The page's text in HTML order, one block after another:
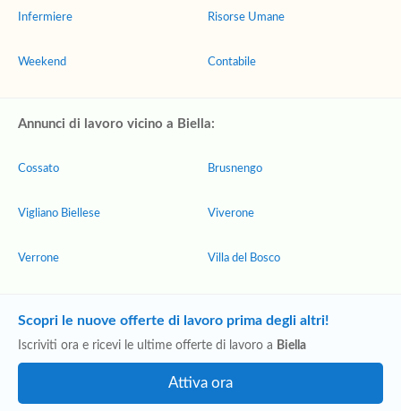
Infermiere
Weekend
Risorse Umane
Contabile
Annunci di lavoro vicino a Biella:
Cossato
Vigliano Biellese
Verrone
Brusnengo
Viverone
Villa del Bosco
Scopri le nuove offerte di lavoro prima degli altri!
Iscriviti ora e ricevi le ultime offerte di lavoro a Biella